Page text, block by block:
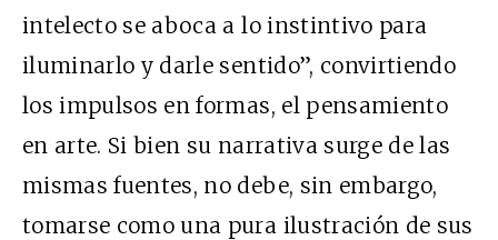
intelecto se aboca a lo instintivo para
iluminarlo y darle sentido”, convirtiendo
los impulsos en formas, el pensamiento
en arte. Si bien su narrativa surge de las
mismas fuentes, no debe, sin embargo,
tomarse como una pura ilustración de sus